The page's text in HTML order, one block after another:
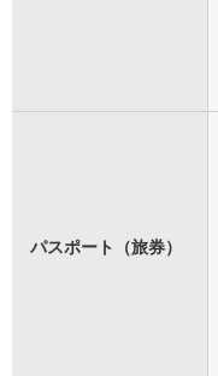
パスポート（旅券）